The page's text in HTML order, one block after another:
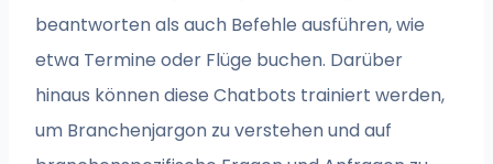
beantworten als auch Befehle ausführen, wie
etwa Termine oder Flüge buchen. Darüber
hinaus können diese Chatbots trainiert werden,
um Branchenjargon zu verstehen und auf